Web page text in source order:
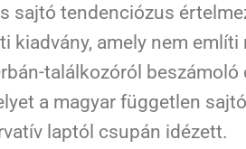
sajtó tendenciózus
kiadvány, amely nem említi
találkozóról
a magyar független
laptól csupán idézett.